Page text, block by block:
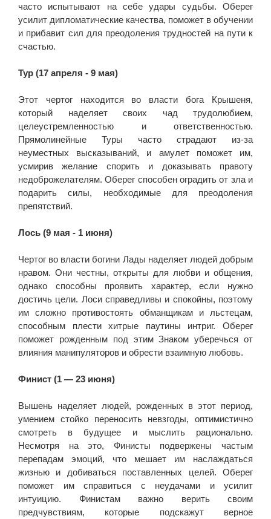
часто испытывают на себе удары судьбы. Оберег
усилит дипломатические качества, поможет в обучении
и прибавит сил для преодоления трудностей на пути к
счастью.
Тур (17 апреля - 9 мая)
Этот чертог находится во власти бога Крышеня,
который наделяет своих чад трудолюбием,
целеустремленностью и ответственностью.
Прямолинейные Туры часто страдают из-за
неуместных высказываний, и амулет поможет им,
усмирив желание спорить и доказывать правоту
недоброжелателям. Оберег способен оградить от зла и
подарить силы, необходимые для преодоления
препятствий.
Лось (9 мая - 1 июня)
Чертог во власти богини Лады наделяет людей добрым
нравом. Они честны, открыты для любви и общения,
однако способны проявить характер, если нужно
достичь цели. Лоси справедливы и спокойны, поэтому
им сложно противостоять обманщикам и льстецам,
способным плести хитрые паутины интриг. Оберег
поможет рожденным под этим Знаком уберечься от
влияния манипуляторов и обрести взаимную любовь.
Финист (1 — 23 июня)
Вышень наделяет людей, рожденных в этот период,
умением стойко переносить невзгоды, оптимистично
смотреть в будущее и мыслить рационально.
Несмотря на это, Финисты подвержены частым
перепадам эмоций, что мешает им наслаждаться
жизнью и добиваться поставленных целей. Оберег
поможет им справиться с неудачами и усилит
интуицию. Финистам важно верить своим
предчувствиям, которые подскажут верное